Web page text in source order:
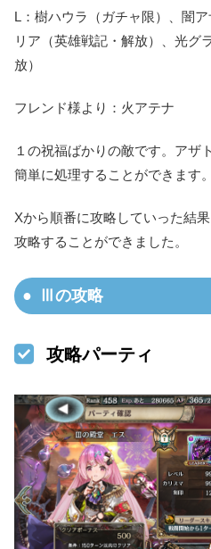
L：樹ハウラ（ガチャ限）、闇
リア（英雄戦記・解放）、光グ
放）
フレンド様より：火アテナ
１の祝福ばかりの敵です。アザ
簡単に処理することができます。
Xから順番に攻略していった結
攻略することができました。
Ⅲの攻略
攻略パーティ